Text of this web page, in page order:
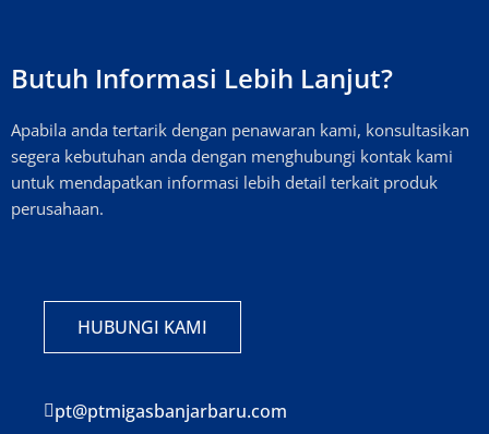
Butuh Informasi Lebih Lanjut?
Apabila anda tertarik dengan penawaran kami, konsultasikan
segera kebutuhan anda dengan menghubungi kontak kami
untuk mendapatkan informasi lebih detail terkait produk
perusahaan.
HUBUNGI KAMI
pt@ptmigasbanjarbaru.com